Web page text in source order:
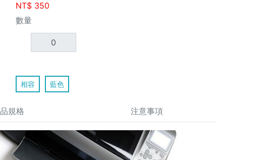
NT$ 350
數量
相容 藍色
規格 注意事項